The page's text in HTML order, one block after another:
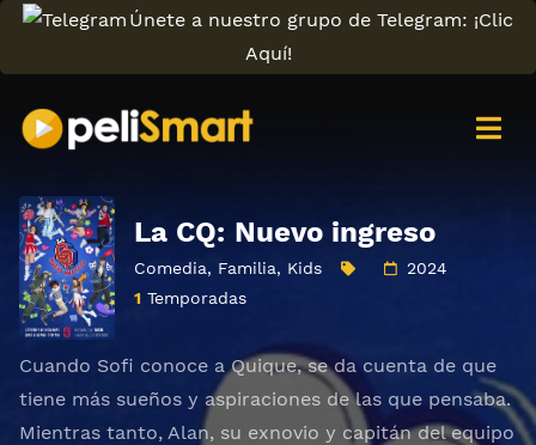
Únete a nuestro grupo de Telegram: ¡Clic
Aquí!
La CQ: Nuevo ingreso
Comedia, Familia, Kids
2024
1 Temporadas
Cuando Sofi conoce a Quique, se da cuenta de que
tiene más sueños y aspiraciones de las que pensaba.
Mientras tanto, Alan, su exnovio y capitán del equipo